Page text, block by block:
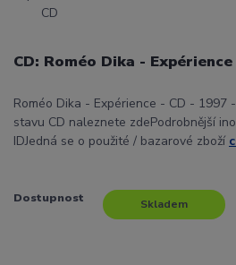
CD: Roméo Dika - Expérience
Roméo Dika - Expérience - CD - 1997
stavu CD naleznete zdePodrobnější
IDJedná se o použité / bazarové zboží
Dostupnost Skladem